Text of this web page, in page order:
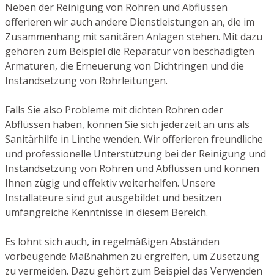
Neben der Reinigung von Rohren und Abflüssen
offerieren wir auch andere Dienstleistungen an, die im
Zusammenhang mit sanitären Anlagen stehen. Mit dazu
gehören zum Beispiel die Reparatur von beschädigten
Armaturen, die Erneuerung von Dichtringen und die
Instandsetzung von Rohrleitungen.
Falls Sie also Probleme mit dichten Rohren oder
Abflüssen haben, können Sie sich jederzeit an uns als
Sanitärhilfe in Linthe wenden. Wir offerieren freundliche
und professionelle Unterstützung bei der Reinigung und
Instandsetzung von Rohren und Abflüssen und können
Ihnen zügig und effektiv weiterhelfen. Unsere
Installateure sind gut ausgebildet und besitzen
umfangreiche Kenntnisse in diesem Bereich.
Es lohnt sich auch, in regelmäßigen Abständen
vorbeugende Maßnahmen zu ergreifen, um Zusetzung
zu vermeiden. Dazu gehört zum Beispiel das Verwenden